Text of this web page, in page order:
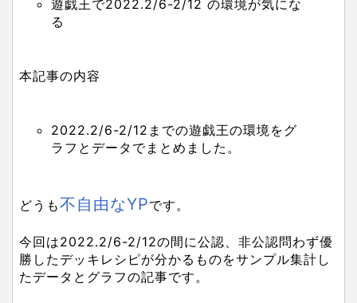
遊戯王で2022.2/6-2/12 の環境が気にな
る
本記事の内容
2022.2/6-2/12までの遊戯王の環境をグ
ラフとデータでまとめました。
どうも不自由なYPです。
今回は2022.2/6-2/12の間に公認、非公認問わず優
勝したデッキレシピが分かるものをサンプル集計し
たデータとグラフの記事です。